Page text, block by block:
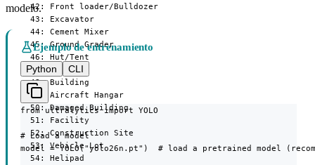
  42: Front loader/Bulldozer
  43: Excavator
  44: Cement Mixer
  45: Ground Grader
  46: Hut/Tent
  47: Shed
  48: Building
  49: Aircraft Hangar
  50: Damaged Building
  51: Facility
  52: Construction Site
  53: Vehicle Lot
  54: Helipad
modelo.
Ejemplo de entrenamiento
Python
CLI
from ultralytics import YOLO
# Load a model
model = YOLO("yolo26n.pt")  # load a pretrained model